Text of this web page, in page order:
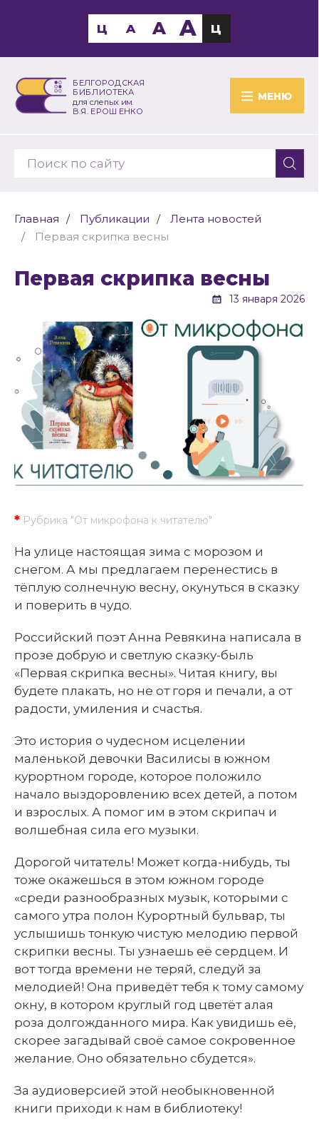
БЕЛГОРОДСКАЯ
БИБЛИОТЕКА
для слепых им.
В.Я. ЕРОШЕНКО
МЕНЮ
Ц A A A Ц
Главная Публикации
Лента новостей
Первая скрипка весны
Первая скрипка весны
13 января 2026
* Рубрика "От микрофона к читателю"
На улице настоящая зима с морозом и
снегом. А мы предлагаем перенестись в
тёплую солнечную весну, окунуться в сказку
и поверить в чудо.
Российский поэт Анна Ревякина написала в
прозе добрую и светлую сказку-быль
«Первая скрипка весны». Читая книгу, вы
будете плакать, но не от горя и печали, а от
радости, умиления и счастья.
Это история о чудесном исцелении
маленькой девочки Василисы в южном
курортном городе, которое положило
начало выздоровлению всех детей, а потом
и взрослых. А помог им в этом скрипач и
волшебная сила его музыки.
Дорогой читатель! Может когда-нибудь, ты
тоже окажешься в этом южном городе
«среди разнообразных музык, которыми с
самого утра полон Курортный бульвар, ты
услышишь тонкую чистую мелодию первой
скрипки весны. Ты узнаешь её сердцем. И
вот тогда времени не теряй, следуй за
мелодией! Она приведёт тебя к тому самому
окну, в котором круглый год цветёт алая
роза долгожданного мира. Как увидишь её,
скорее загадывай своё самое сокровенное
желание. Оно обязательно сбудется».
За аудиоверсией этой необыкновенной
книги приходи к нам в библиотеку!